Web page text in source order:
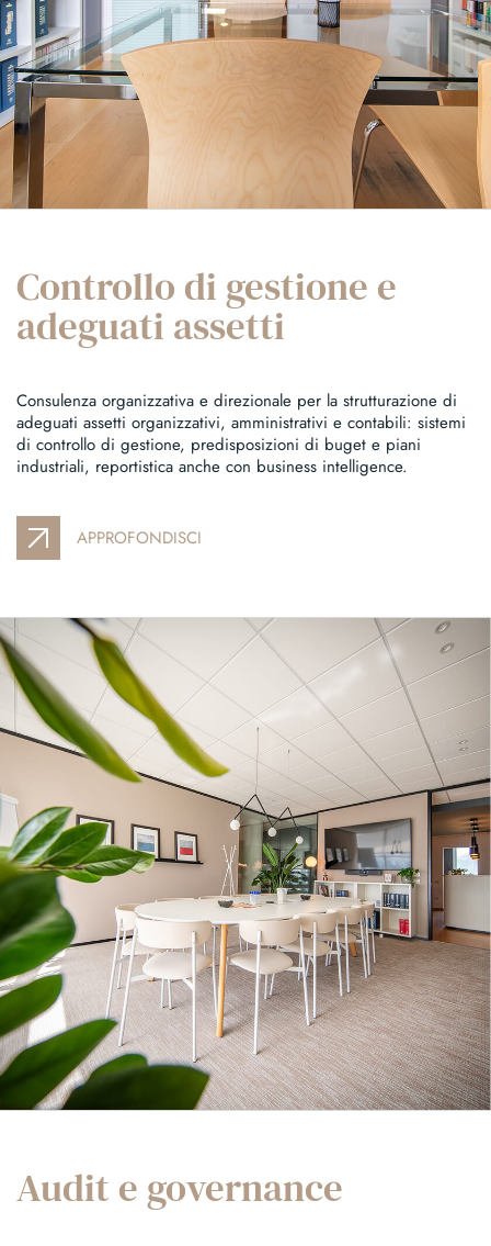
Controllo di gestione e
adeguati assetti
Consulenza organizzativa e direzionale per la strutturazione di
adeguati assetti organizzativi, amministrativi e contabili: sistemi
di controllo di gestione, predisposizioni di buget e piani
industriali, reportistica anche con business intelligence.
APPROFONDISCI
Audit e governance